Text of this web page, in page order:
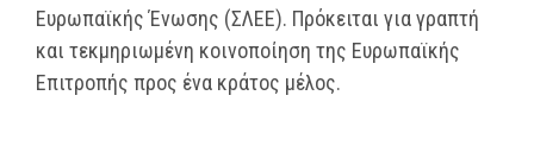
Ευρωπαϊκής Ένωσης (ΣΛΕΕ). Πρόκειται για γραπτή
και τεκμηριωμένη κοινοποίηση της Ευρωπαϊκής
Επιτροπής προς ένα κράτος μέλος.